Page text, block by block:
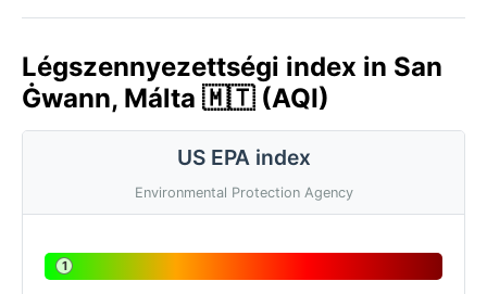
Légszennyezettségi index in San
Ġwann, Málta 🇲🇹 (AQI)
US EPA index
Environmental Protection Agency
1